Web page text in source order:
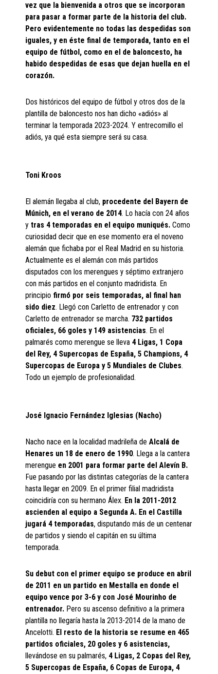
vez que la bienvenida a otros que se incorporan
para pasar a formar parte de la historia del club.
Pero evidentemente no todas las despedidas son
iguales, y en éste final de temporada, tanto en el
equipo de fútbol, como en el de baloncesto, ha
habido despedidas de esas que dejan huella en el
corazón.
Dos históricos del equipo de fútbol y otros dos de la
plantilla de baloncesto nos han dicho «adiós» al
terminar la temporada 2023-2024. Y entrecomillo el
adiós, ya qué esta siempre será su casa.
Toni Kroos
El alemán llegaba al club, procedente del Bayern de
Múnich, en el verano de 2014. Lo hacía con 24 años
y tras 4 temporadas en el equipo muniqués.Como
curiosidad decir que en ese momento era el noveno
alemán que fichaba por el Real Madrid en su historia.
Actualmente es el alemán con más partidos
disputados con los merengues y séptimo extranjero
con más partidos en el conjunto madridista. En
principio firmó por seis temporadas, al final han
sido diez. Llegó con Carletto de entrenador y con
Carletto de entrenador se marcha. 732 partidos
oficiales, 66 goles y 149 asistencias. En el
palmarés como merengue se lleva 4 Ligas, 1 Copa
del Rey, 4 Supercopas de España, 5 Champions, 4
Supercopas de Europa y 5 Mundiales de Clubes.
Todo un ejemplo de profesionalidad.
José Ignacio Fernández Iglesias (Nacho)
Nacho nace en la localidad madrileña de Alcalá de
Henares un 18 de enero de 1990. Llega a la cantera
merengue en 2001 para formar parte del Alevín B.
Fue pasando por las distintas categorías de la cantera
hasta llegar en 2009. En el primer filial madridista
coincidiría con su hermano Álex. En la 2011-2012
ascienden al equipo a Segunda A. En el Castilla
jugará 4 temporadas, disputando más de un centenar
de partidos y siendo el capitán en su última
temporada.
Su debut con el primer equipo se produce en abril
de 2011 en un partido en Mestalla en donde el
equipo vence por 3-6 y con José Mourinho de
entrenador. Pero su ascenso definitivo a la primera
plantilla no llegaría hasta la 2013-2014 de la mano de
Ancelotti. El resto de la historia se resume en 465
partidos oficiales, 20 goles y 6 asistencias,
llevándose en su palmarés, 4 Ligas, 2 Copas del Rey,
5 Supercopas de España, 6 Copas de Europa, 4